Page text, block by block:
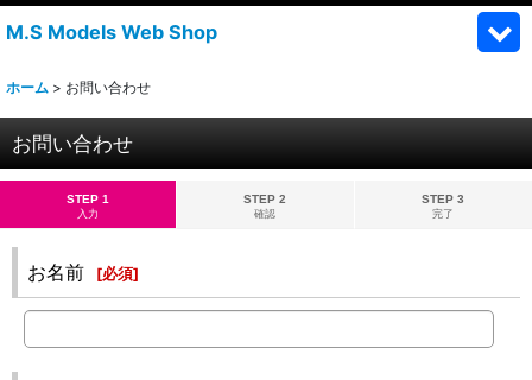
M.S Models Web Shop
ホーム > お問い合わせ
お問い合わせ
STEP 1
入力
STEP 2
確認
STEP 3
完了
お名前 [必須]